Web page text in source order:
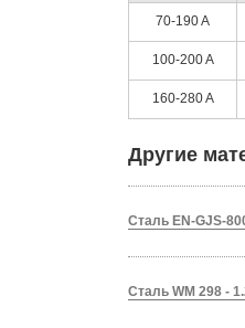
70-190 A
100-200 A
160-280 A
Другие
Сталь EN-GJS-
Сталь WM 298 -